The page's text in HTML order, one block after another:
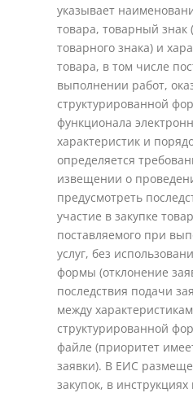
указывает
товара, товарный
товарного знака) и
товара, в том числе
выполнении работ,
структурированной
функционала
характеристик и
определяется
извещении о
предусмотреть
участие в закупке
поставляемого при
услуг, без
формы (отклонение
последствия подачи
между
структурированной
файле (приоритет
заявки). В ЕИС
закупок, в